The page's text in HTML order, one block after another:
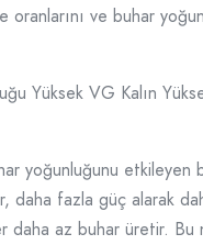
oranlarını ve buhar
Yüksek VG Kalın
yoğunluğunu etkileyen
daha fazla güç alarak
daha az buhar üretir. Bu